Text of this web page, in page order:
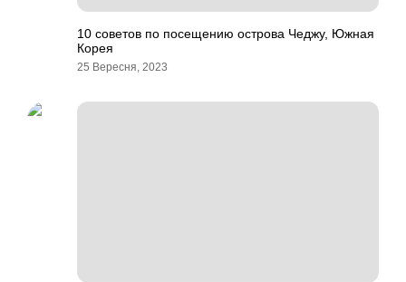
10 советов по посещению острова Чеджу, Южная
Корея
25 Вересня, 2023